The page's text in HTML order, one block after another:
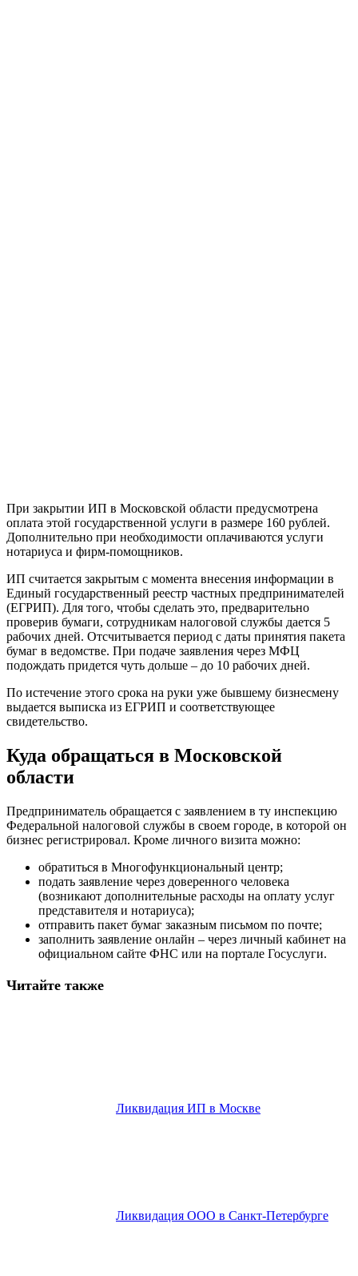
При закрытии ИП в Московской области предусмотрена
оплата этой государственной услуги в размере 160 рублей.
Дополнительно при необходимости оплачиваются услуги
нотариуса и фирм-помощников.
ИП считается закрытым с момента внесения информации в
Единый государственный реестр частных предпринимателей
(ЕГРИП). Для того, чтобы сделать это, предварительно
проверив бумаги, сотрудникам налоговой службы дается 5
рабочих дней. Отсчитывается период с даты принятия пакета
бумаг в ведомстве. При подаче заявления через МФЦ
подождать придется чуть дольше – до 10 рабочих дней.
По истечение этого срока на руки уже бывшему бизнесмену
выдается выписка из ЕГРИП и соответствующее
свидетельство.
Куда обращаться в Московской
области
Предприниматель обращается с заявлением в ту инспекцию
Федеральной налоговой службы в своем городе, в которой он
бизнес регистрировал. Кроме личного визита можно:
обратиться в Многофункциональный центр;
подать заявление через доверенного человека
(возникают дополнительные расходы на оплату услуг
представителя и нотариуса);
отправить пакет бумаг заказным письмом по почте;
заполнить заявление онлайн – через личный кабинет на
официальном сайте ФНС или на портале Госуслуги.
Читайте также
Ликвидация ИП в Москве
Ликвидация ООО в Санкт-Петербурге